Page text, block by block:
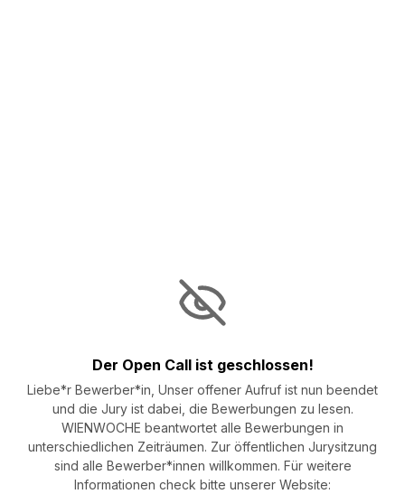
Der Open Call ist geschlossen!
Liebe*r Bewerber*in, Unser offener Aufruf ist nun beendet
und die Jury ist dabei, die Bewerbungen zu lesen.
WIENWOCHE beantwortet alle Bewerbungen in
unterschiedlichen Zeiträumen. Zur öffentlichen Jurysitzung
sind alle Bewerber*innen willkommen. Für weitere
Informationen check bitte unserer Website: